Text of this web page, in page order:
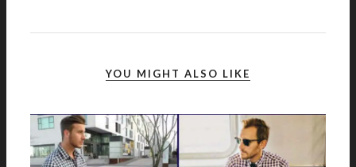
YOU MIGHT ALSO LIKE